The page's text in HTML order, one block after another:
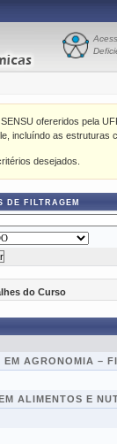
ofereridos pela
incluíndo as estruturas
desejados.
de filtragem
do Curso
AGRONOMIA –
ALIMENTOS E